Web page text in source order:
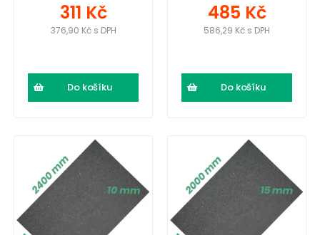
311 Kč
376,90 Kč s DPH
Do košíku
485 Kč
586,29 Kč s DPH
Do košíku